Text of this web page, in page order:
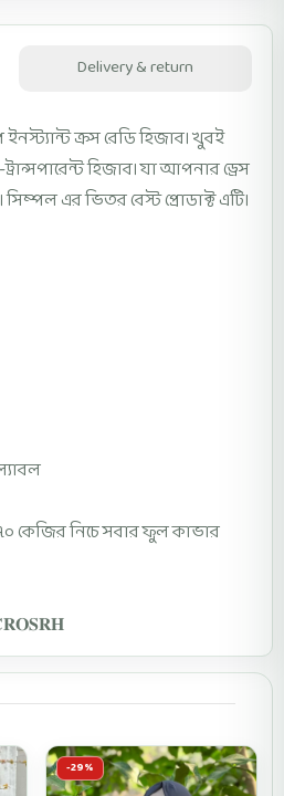
Delivery & return
ক্রস রেডি হিজাব। খুবই
হিজাব। যা আপনার ড্রেস
এর ভিতর বেস্ট প্রোডাক্ট এটি।
কেজির নিচে সবার ফুল কাভার
-29%